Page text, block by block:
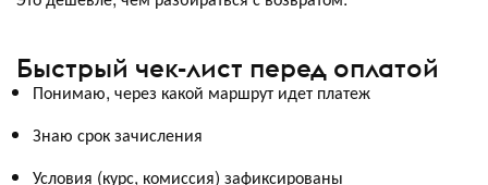
Быстрый чек-лист перед оплатой
Понимаю, через какой маршрут идет платеж
Знаю срок зачисления
Условия (курс, комиссия) зафиксированы